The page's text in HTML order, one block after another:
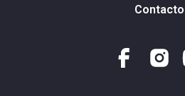
Contacto